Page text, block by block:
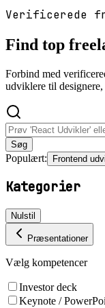
Verificerede
Find top
Forbind med
udviklere til
Søg
Populært: Frontend
Kategorier
Nulstil
Præsentationer
Vælg kompetencer
Investor deck
Keynote /